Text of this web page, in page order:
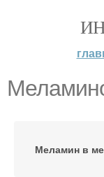
Меламин в